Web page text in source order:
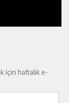
için haftalık e-